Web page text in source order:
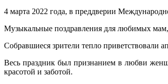
4 марта 2022 года, в преддверии
Музыкальные поздравления для любимых мам,
Собравшиеся зрители тепло приветствовали
Весь праздник был признанием в любви
красотой и заботой.